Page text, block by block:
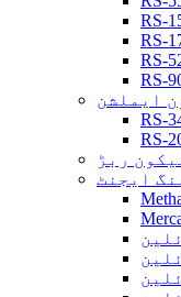
RS-
RS-
RS-
RS-
ایملشن
RS-
RS-
ربڑ
ایجنٹ